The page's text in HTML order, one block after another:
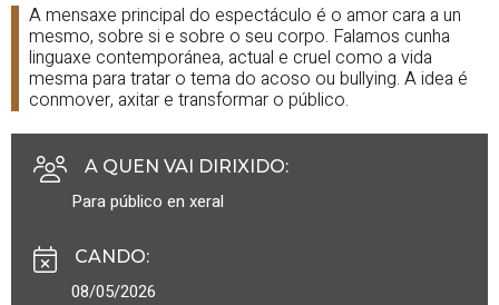
A mensaxe principal do espectáculo é o amor cara a un
mesmo, sobre si e sobre o seu corpo. Falamos cunha
linguaxe contemporánea, actual e cruel como a vida
mesma para tratar o tema do acoso ou bullying. A idea é
conmover, axitar e transformar o público.
A QUEN VAI DIRIXIDO:
Para público en xeral
CANDO:
08/05/2026